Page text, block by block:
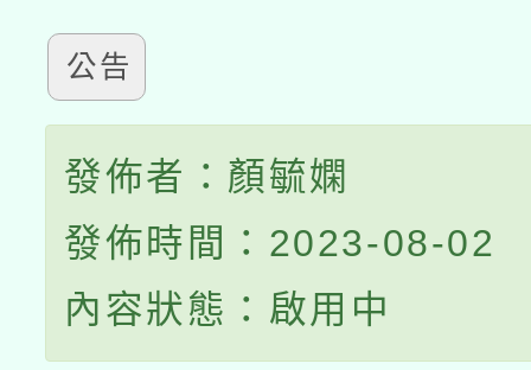
公告
發佈者：顏毓嫻
發佈時間：2023-08-02
內容狀態：啟用中